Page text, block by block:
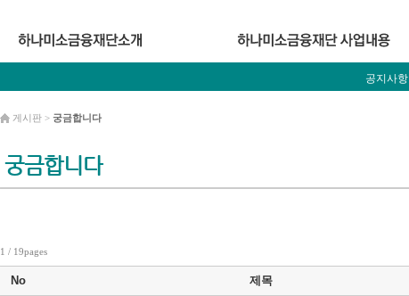
공지사항
궁금합니다
게시판 > 궁금합니다
1 / 19pages
No 제목